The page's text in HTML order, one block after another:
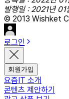
발행일 : 2021년 01
© 2013 Wishket
로그인
회원가입
요즘IT 소개
콘텐츠 제안하기